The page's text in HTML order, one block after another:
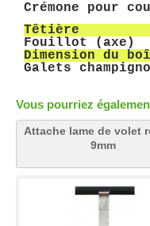
Crémone pour
Têtière
Fouillot (axe)
Dimension du
Galets
Vous pourriez
Attache lame de volet
9mm